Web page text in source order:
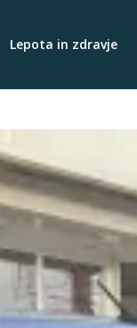
Lepota in zdravje